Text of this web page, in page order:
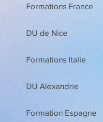
Formations France
DU de Nice
Formations Italie
DU Alexandrie
Formation Espagne